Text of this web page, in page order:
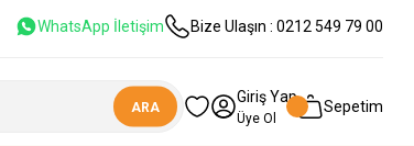
WhatsApp İletişim Bize Ulaşın : 0212 549 79 00
ARA
Giriş Yap
Üye Ol
Sepetim